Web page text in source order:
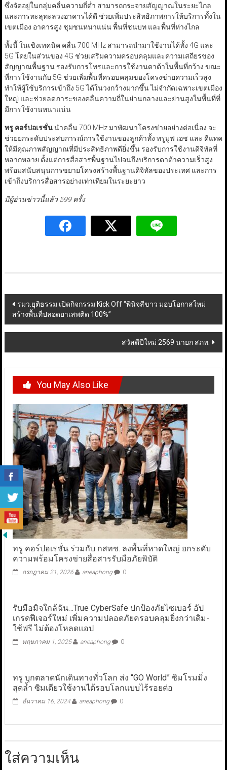
ซึ่งจัดอยู่ในกลุ่มคลื่นความถี่ต่ำ สามารถกระจายสัญญาณในระยะไกล
และการทะลุทะลวงอาคารได้ดี ช่วยเพิ่มประสิทธิภาพการให้บริการทั้งใน
เขตเมือง อาคารสูง ชุมชนหนาแน่น พื้นที่ชนบท และพื้นที่ห่างไกล
ทั้งนี้ ในเชิงเทคนิค คลื่น 700 MHz สามารถนำมาใช้งานได้ทั้ง 4G และ
5G โดยในส่วนของ 4G ช่วยเสริมความครอบคลุมและความเสถียรของ
สัญญาณพื้นฐาน รองรับการโทรและการใช้งานดาต้าในพื้นที่กว้าง ขณะ
ที่การใช้งานกับ 5G ช่วยเพิ่มพื้นที่ครอบคลุมของโครงข่ายความเร็วสูง
ทำให้ผู้ใช้บริการเข้าถึง 5G ได้ในวงกว้างมากขึ้น ไม่จำกัดเฉพาะเขตเมือง
ใหญ่ และช่วยลดภาระของคลื่นความถี่ในย่านกลางและย่านสูงในพื้นที่ที่
มีการใช้งานหนาแน่น
ทรู คอร์ปอเรชั่นนำคลื่น 700 MHz มาพัฒนาโครงข่ายอย่างต่อเนื่อง จะ
ช่วยยกระดับประสบการณ์การใช้งานของลูกค้าทั้ง ทรูมูฟ เอช และ ดีแทค
ให้มีคุณภาพสัญญาณที่มีประสิทธิภาพดียิ่งขึ้น รองรับการใช้งานดิจิทัลที่
หลากหลาย ตั้งแต่การสื่อสารพื้นฐานไปจนถึงบริการดาต้าความเร็วสูง
พร้อมสนับสนุนการขยายโครงสร้างพื้นฐานดิจิทัลของประเทศ และการ
เข้าถึงบริการสื่อสารอย่างเท่าเทียมในระยะยาว
มีผู้อ่านข่าวนี้แล้ว 599 ครั้ง
Post
navigation
รมว.ยุติธรรม เปิดกิจกรรม Kick Off “พินิจสีขาว มอบโอกาสใหม่
สร้างพื้นที่ปลอดยาเสพติด 100%”
สวัสดีปีใหม่ 2569 นายก สภท.
You May Also Like
ทรู คอร์ปอเรชั่น ร่วมกับ กสทช. ลงพื้นที่หาดใหญ่ ยกระดับ
ความพร้อมโครงข่ายสื่อสารรับมือภัยพิบัติ
กรกฎาคม 21, 2026 aneaphong 0
รับมือมิจใกล้ฉัน…True CyberSafe ปกป้องภัยไซเบอร์ อัป
เกรดฟีเจอร์ใหม่ เพิ่มความปลอดภัยครอบคลุมยิ่งกว่าเดิม-
ใช้ฟรี ไม่ต้องโหลดแอป
พฤษภาคม 1, 2025 aneaphong 0
ทรู บุกตลาดนักเดินทางทั่วโลก ส่ง “GO World” ซิมโรมมิ่ง
สุดล้ำ ซิมเดียวใช้งานได้รอบโลกแบบไร้รอยต่อ
ธันวาคม 16, 2024 aneaphong 0
ใส่ความเห็น